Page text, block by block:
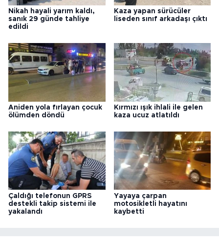
Nikah hayali yarım kaldı,
sanık 29 günde tahliye
edildi
Kaza yapan sürücüler
liseden sınıf arkadaşı çıktı
Aniden yola fırlayan çocuk
ölümden döndü
Kırmızı ışık ihlali ile gelen
kaza ucuz atlatıldı
Çaldığı telefonun GPRS
destekli takip sistemi ile
yakalandı
Yayaya çarpan
motosikletli hayatını
kaybetti